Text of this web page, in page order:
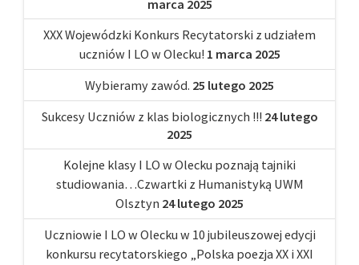
marca 2025
XXX Wojewódzki Konkurs Recytatorski z udziałem
uczniów I LO w Olecku! 1 marca 2025
Wybieramy zawód. 25 lutego 2025
Sukcesy Uczniów z klas biologicznych !!! 24 lutego
2025
Kolejne klasy I LO w Olecku poznają tajniki
studiowania…Czwartki z Humanistyką UWM
Olsztyn 24 lutego 2025
Uczniowie I LO w Olecku w 10 jubileuszowej edycji
konkursu recytatorskiego „Polska poezja XX i XXI